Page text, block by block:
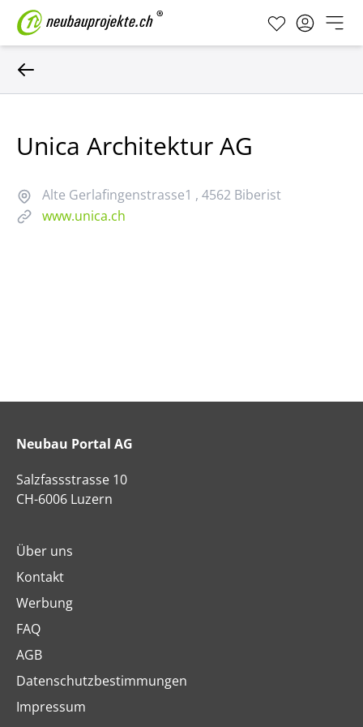
Unica Architektur AG
Alte Gerlafingenstrasse1 , 4562 Biberist
www.unica.ch
Neubau Portal AG
Salzfassstrasse 10
CH-6006 Luzern
Über uns
Kontakt
Werbung
FAQ
AGB
Datenschutzbestimmungen
Impressum